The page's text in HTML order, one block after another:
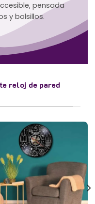
pensada
y bolsillos.
reloj de pared